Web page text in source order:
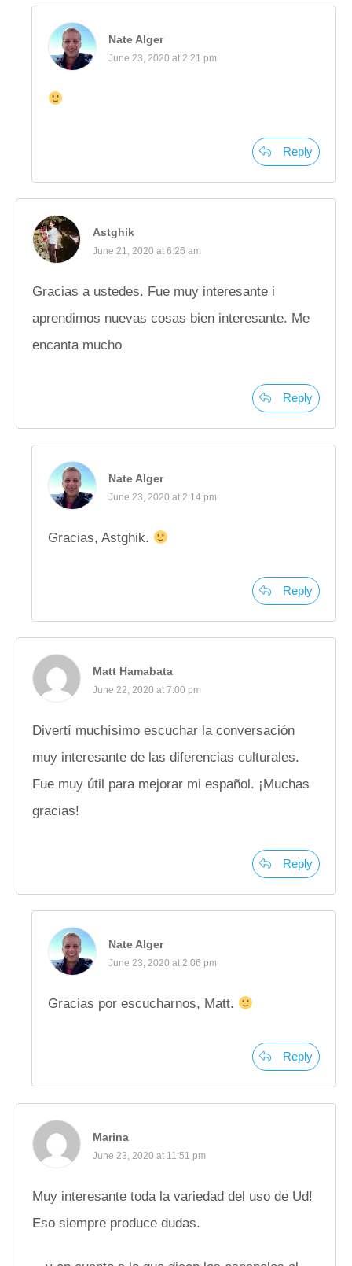
Nate Alger
June 23, 2020 at 2:21 pm
Reply
Astghik
June 21, 2020 at 6:26 am
Gracias a ustedes. Fue muy interesante i
aprendimos nuevas cosas bien interesante. Me
encanta mucho
Reply
Nate Alger
June 23, 2020 at 2:14 pm
Gracias, Astghik.
Reply
Matt Hamabata
June 22, 2020 at 7:00 pm
Divertí muchísimo escuchar la conversación
muy interesante de las diferencias culturales.
Fue muy útil para mejorar mi español. ¡Muchas
gracias!
Reply
Nate Alger
June 23, 2020 at 2:06 pm
Gracias por escucharnos, Matt.
Reply
Marina
June 23, 2020 at 11:51 pm
Muy interesante toda la variedad del uso de Ud!
Eso siempre produce dudas.